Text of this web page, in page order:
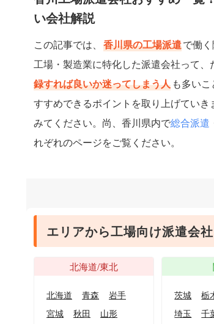
い会社解説
この記事では、 香川県の工場派遣で働
工場・製造業に特化した派遣会社って、
録すれば良いか迷ってしまう人 も多い
すすめできるポイントを取り上げてい
みてください。尚、香川県内で総合派遣
れぞれのページをご覧ください。
エリアから工場向け派遣会
北海道/東北
北海道 青森
岩手
宮城
秋田
山形
茨城 栃
埼玉
千